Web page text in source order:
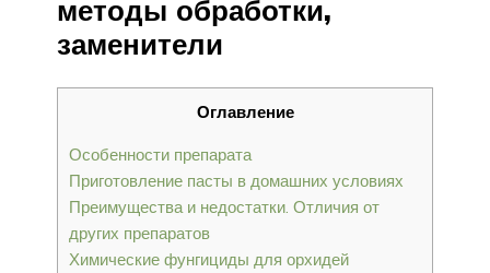
методы обработки,
заменители
Оглавление
Особенности препарата
Приготовление пасты в домашних условиях
Преимущества и недостатки. Отличия от
других препаратов
Химические фунгициды для орхидей